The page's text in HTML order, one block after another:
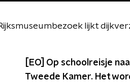
lijkt
[EO] Op schoolreisje
Tweede Kamer. Het